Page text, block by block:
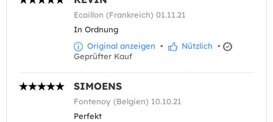
Ecaillon (Frankreich) 01.11.21
In Ordnung
Original anzeigen • Nützlich •
Geprüfter Kauf
SIMOENS
Fontenoy (Belgien) 10.10.21
Perfekt